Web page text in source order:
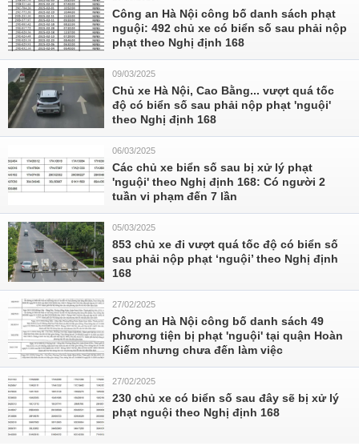
Công an Hà Nội công bố danh sách phạt
nguội: 492 chủ xe có biển số sau phải nộp
phạt theo Nghị định 168
09/03/2025
Chủ xe Hà Nội, Cao Bằng... vượt quá tốc
độ có biển số sau phải nộp phạt 'nguội'
theo Nghị định 168
06/03/2025
Các chủ xe biển số sau bị xử lý phạt
'nguội' theo Nghị định 168: Có người 2
tuần vi phạm đến 7 lần
05/03/2025
853 chủ xe đi vượt quá tốc độ có biển số
sau phải nộp phạt ‘nguội’ theo Nghị định
168
27/02/2025
Công an Hà Nội công bố danh sách 49
phương tiện bị phạt 'nguội' tại quận Hoàn
Kiếm nhưng chưa đến làm việc
27/02/2025
230 chủ xe có biển số sau đây sẽ bị xử lý
phạt nguội theo Nghị định 168